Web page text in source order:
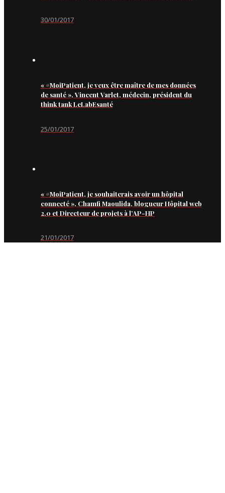
30/01/2017
« #MoiPatient, je veux être maître de mes données
de santé », Vincent Varlet, médecin, président du
think tank LeLabEsanté
25/01/2017
« #MoiPatient, je souhaiterais avoir un hôpital
connecté », Chamfi Maoulida, blogueur Hôpital web
2.0 et Directeur de projets à l’AP-HP
21/01/2017